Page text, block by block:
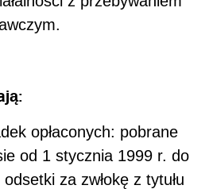
opłaconych: pobrane
od 1 stycznia 1999 r. do
za zwłokę z tytułu